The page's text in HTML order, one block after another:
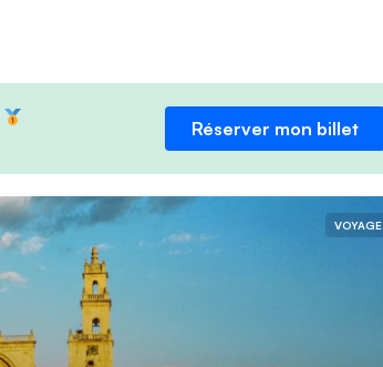
Réserver mon billet
VOYAGE